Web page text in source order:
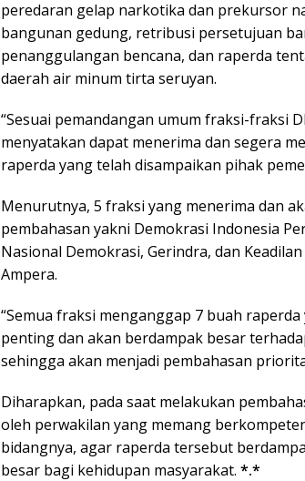
peredaran gelap narkotika dan prekursor
bangunan gedung, retribusi persetujuan
penanggulangan bencana, dan raperda
daerah air minum tirta seruyan.
“Sesuai pemandangan umum fraksi-fraksi
menyatakan dapat menerima dan segera
raperda yang telah disampaikan pihak
Menurutnya, 5 fraksi yang menerima dan
pembahasan yakni Demokrasi Indonesia
Nasional Demokrasi, Gerindra, dan
Ampera.
“Semua fraksi menganggap 7 buah
penting dan akan berdampak besar
sehingga akan menjadi pembahasan
Diharapkan, pada saat melakukan
oleh perwakilan yang memang
bidangnya, agar raperda tersebut
besar bagi kehidupan masyarakat. *.*